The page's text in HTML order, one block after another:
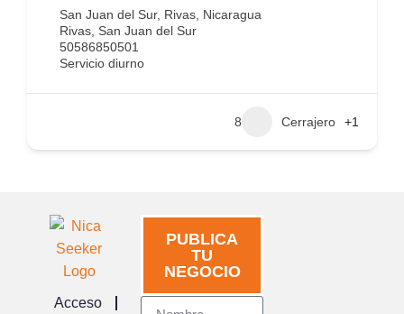
San Juan del Sur, Rivas, Nicaragua
Rivas, San Juan del Sur
50586850501
Servicio diurno
8 Cerrajero +1
Acceso
PUBLICA
TU
NEGOCIO